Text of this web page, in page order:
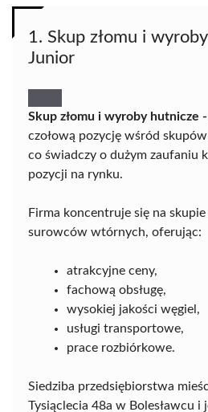
1. Skup złomu i
Junior
Skup złomu i wyroby hutnicze
czołową pozycję wśród
co świadczy o dużym zaufaniu
pozycji na rynku.
Firma koncentruje się na skupie
surowców wtórnych, oferując:
atrakcyjne ceny,
fachową obsługę,
wysokiej jakości węgiel,
usługi transportowe,
prace rozbiórkowe.
Siedziba przedsiębiorstwa
Tysiąclecia 48a w Bolesławcu i